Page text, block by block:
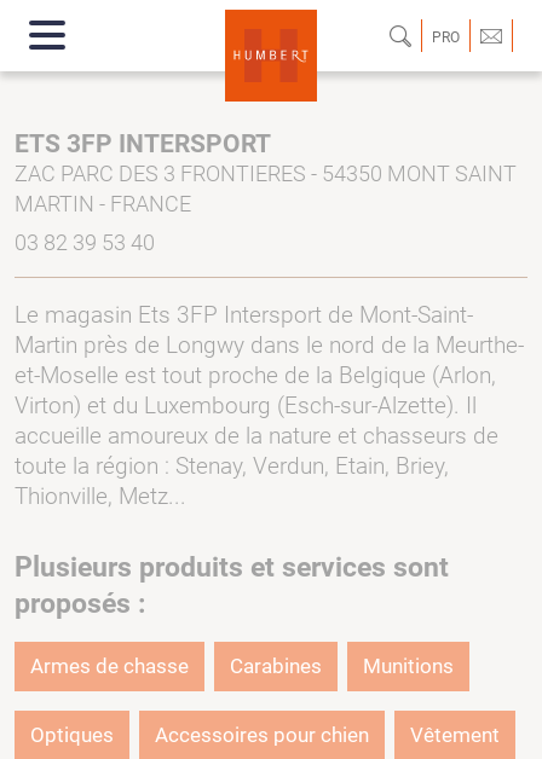
PRO
ETS 3FP INTERSPORT
ZAC PARC DES 3 FRONTIERES - 54350 MONT SAINT
MARTIN - FRANCE
03 82 39 53 40
Le magasin Ets 3FP Intersport de Mont-Saint-
Martin près de Longwy dans le nord de la Meurthe-
et-Moselle est tout proche de la Belgique (Arlon,
Virton) et du Luxembourg (Esch-sur-Alzette). Il
accueille amoureux de la nature et chasseurs de
toute la région : Stenay, Verdun, Etain, Briey,
Thionville, Metz...
Plusieurs produits et services sont
proposés :
Armes de chasse Carabines Munitions
Optiques Accessoires pour chien Vêtement